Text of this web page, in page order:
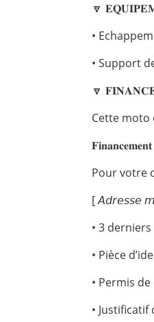
🔽
•
• Support
🔽
Cette moto
Pour votre
[ 𝘈𝘥𝘳𝘦𝘴𝘴𝘦
• 3
• Pièce
• Permis
•